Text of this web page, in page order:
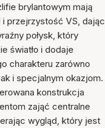
brylantowym mają
przejrzystość VS, dając
połysk, który
światło i dodaje
charakteru zarówno
i specjalnym okazjom.
konstrukcja
zająć centralne
wygląd, który jest